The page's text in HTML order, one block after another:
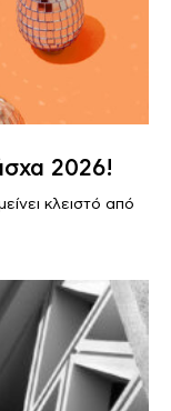
2026!
κλειστό από